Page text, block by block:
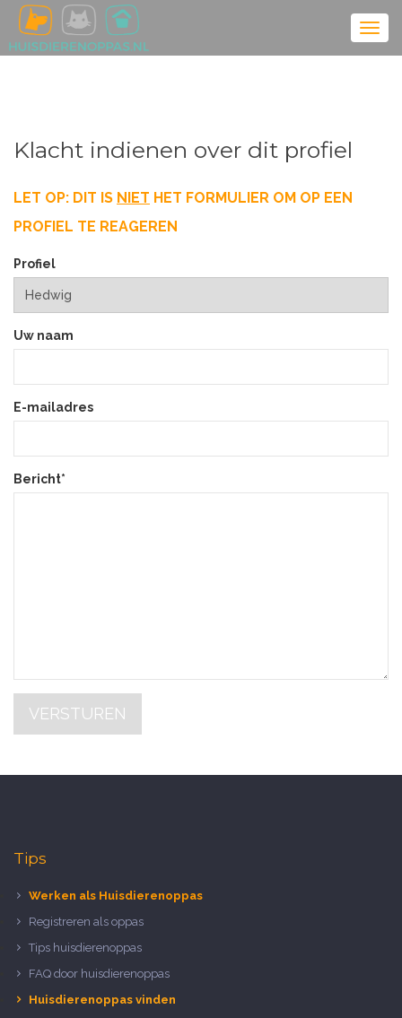
Klacht indienen over dit profiel
LET OP: DIT IS NIET HET FORMULIER OM OP EEN
PROFIEL TE REAGEREN
Profiel
Uw naam
E-mailadres
Bericht*
VERSTUREN
Tips
Werken als Huisdierenoppas
Registreren als oppas
Tips huisdierenoppas
FAQ door huisdierenoppas
Huisdierenoppas vinden